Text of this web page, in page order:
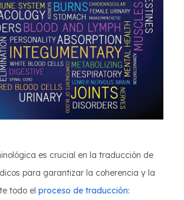
es crucial en la traducción de
para garantizar la coherencia y la
todo el proceso de traducción: